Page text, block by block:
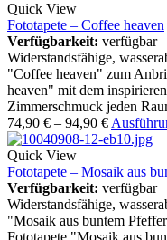
Quick View
Fototapete – Coffee heaven
Verfügbarkeit: verfügbar
Widerstandsfähige,
"Coffee heaven" zum
heaven" mit dem
Zimmerschmuck jeden
74,90 € – 94,90 €
Quick View
Fototapete – Mosaik aus
Verfügbarkeit: verfügbar
Widerstandsfähige,
"Mosaik aus buntem